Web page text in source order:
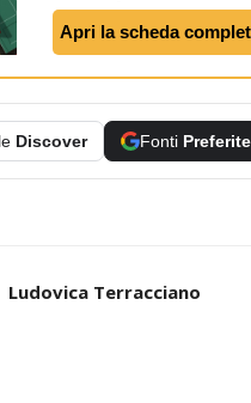
Apri la scheda
Discover Fonti Preferite
Ludovica Terracciano